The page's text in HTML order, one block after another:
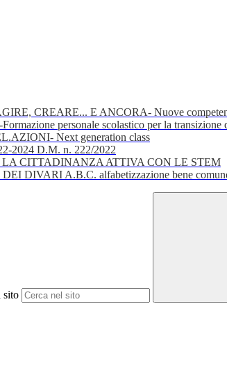
CREARE... E ANCORA- Nuove
personale scolastico per la transizione
Next generation class
2024 D.M. n. 222/2022
CITTADINANZA ATTIVA CON LE STEM
DIVARI A.B.C. alfabetizzazione bene
sito